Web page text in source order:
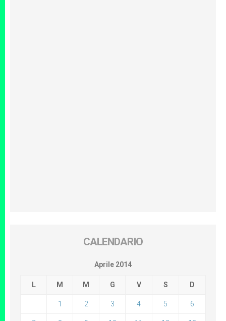
CALENDARIO
Aprile 2014
L M M G V S D
1 2 3 4 5 6